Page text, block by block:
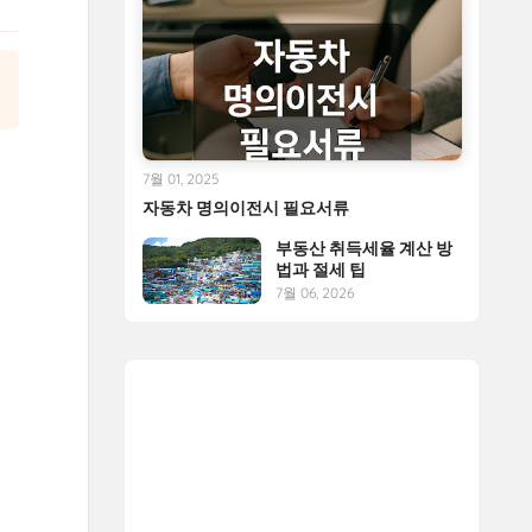
자동차 명의이전시 필요서류
7월 01, 2025
부동산 취득세율 계산 방
법과 절세 팁
7월 06, 2026